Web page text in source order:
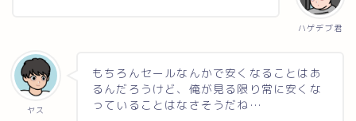
ハゲデブ君
ヤス
もちろんセールなんかで安くなることはあ
るんだろうけど、俺が見る限り常に安くな
っていることはなさそうだね…